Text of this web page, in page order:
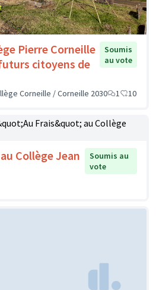
Pierre Corneille
citoyens de
Soumis
au vote
Corneille / Corneille 2030 1 10
Collège Jean
Soumis au
vote